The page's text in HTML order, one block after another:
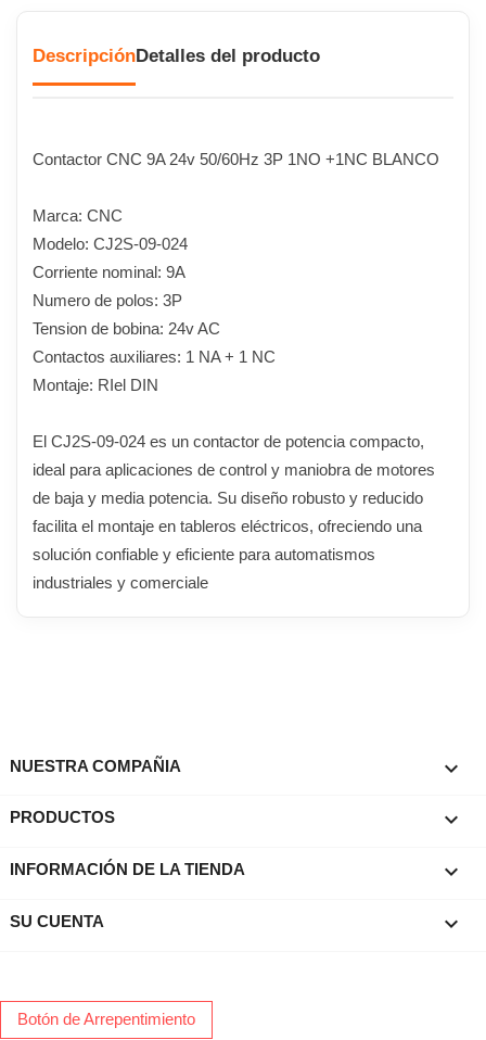
DescripciónDetalles del producto
Contactor CNC 9A 24v 50/60Hz 3P 1NO +1NC BLANCO
Marca: CNC
Modelo: CJ2S-09-024
Corriente nominal: 9A
Numero de polos: 3P
Tension de bobina: 24v AC
Contactos auxiliares: 1 NA + 1 NC
Montaje: RIel DIN
El CJ2S-09-024 es un contactor de potencia compacto,
ideal para aplicaciones de control y maniobra de motores
de baja y media potencia. Su diseño robusto y reducido
facilita el montaje en tableros eléctricos, ofreciendo una
solución confiable y eficiente para automatismos
industriales y comerciale
NUESTRA COMPAÑIA 
PRODUCTOS 
INFORMACIÓN DE LA TIENDA keyboard_arrow_down
SU CUENTA 
Botón de Arrepentimiento